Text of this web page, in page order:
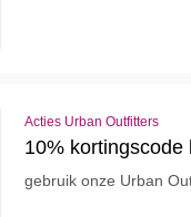
Acties Urban Outfitters
10%
gebruik onze Urban